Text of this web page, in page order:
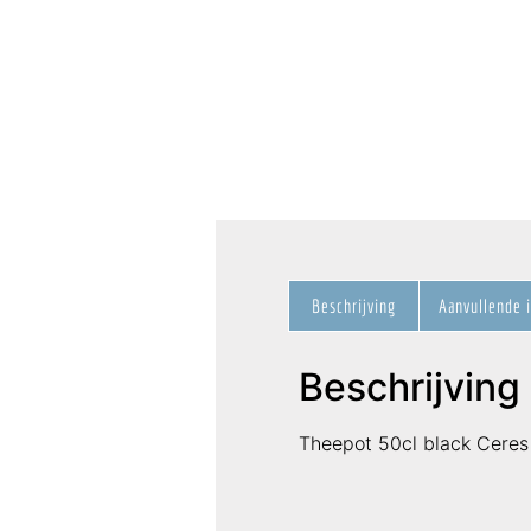
Beschrijving Aanvullende
Beschrijving
Theepot 50cl black Ceres